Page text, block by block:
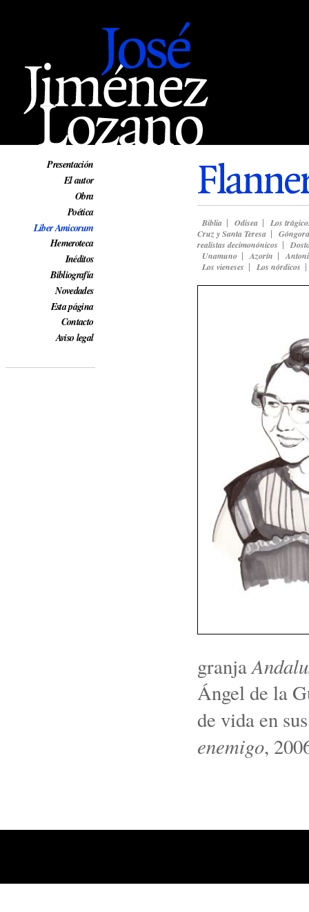
Presentación
El autor
Obra
Poética
Liber Amicorum
Hemeroteca
Inéditos
Bibliografía
Novedades
Esta página
Contacto
Aviso legal
Biblia Odisea
Los
Cruz y Santa Teresa
Góngora
realistas decimonónicos
Unamuno
Azorín
Los vieneses
Los nórdicos
granja
Ángel de la
de vida en
enemigo,